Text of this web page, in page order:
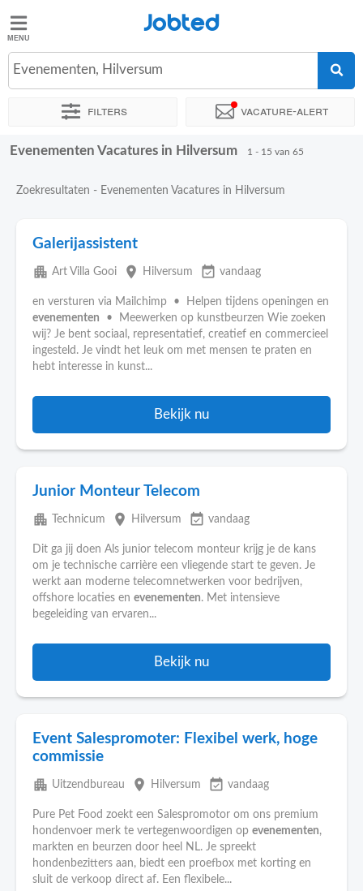
Jobted
Vacatures
Salarissen
Jobted
Evenementen, Hilversum
Filters Vacature-alert
Sorteer op Exacte locatie Bedrijf Uitzendbureau
Evenementen Vacatures in Hilversum 1 - 15 van 65
Zoekresultaten - Evenementen Vacatures in Hilversum
Galerijassistent
apartment Art Villa Gooi place Hilversum event_available vandaag
en versturen via Mailchimp • Helpen tijdens openingen en
evenementen • Meewerken op kunstbeurzen Wie zoeken
wij? Je bent sociaal, representatief, creatief en commercieel
ingesteld. Je vindt het leuk om met mensen te praten en
hebt interesse in kunst...
Bekijk nu
Junior Monteur Telecom
apartment Technicum place Hilversum event_available vandaag
Dit ga jij doen Als junior telecom monteur krijg je de kans
om je technische carrière een vliegende start te geven. Je
werkt aan moderne telecomnetwerken voor bedrijven,
offshore locaties en evenementen. Met intensieve
begeleiding van ervaren...
Bekijk nu
Event Salespromoter: Flexibel werk, hoge
commissie
apartment Uitzendbureau place Hilversum event_available vandaag
Pure Pet Food zoekt een Salespromotor om ons premium
hondenvoer merk te vertegenwoordigen op evenementen,
markten en beurzen door heel NL. Je spreekt
hondenbezitters aan, biedt een proefbox met korting en
sluit de verkoop direct af. Een flexibele...